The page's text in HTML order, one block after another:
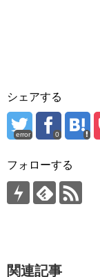
シェアする
error 0
フォローする
関連記事